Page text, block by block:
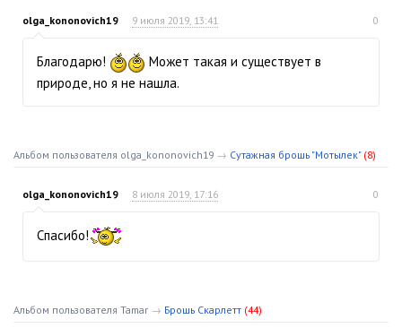
olga_kononovich19 9 июля 2019, 13:41 0
Благодарю!
Может такая и существует в
природе, но я не нашла.
Альбом пользователя olga_kononovich19 → Сутажная брошь "Мотылек" (8)
olga_kononovich19 8 июля 2019, 17:16 0
Спасибо!
Альбом пользователя Tamar → Брошь Скарлетт (44)